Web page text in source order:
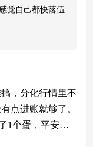
觉自己都快落伍
，分化行情里不
点进账就够了。
1个蛋，平安鼎
强债券A/B碎了1